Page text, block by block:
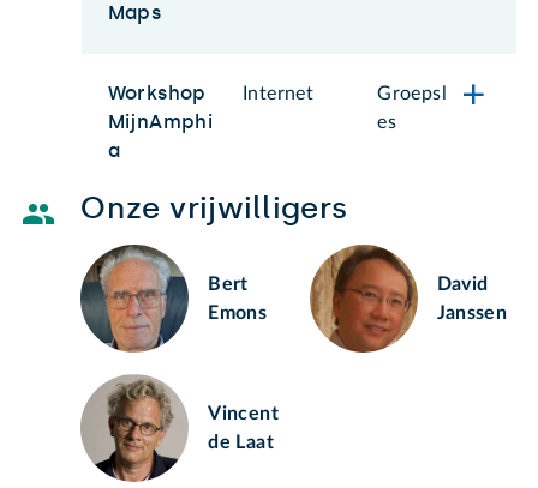
Maps
Workshop
MijnAmphi
a
Internet
Groepsl
es
Onze vrijwilligers
Bert
Emons
David
Janssen
Vincent
de Laat